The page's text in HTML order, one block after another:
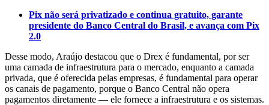
Pix não será privatizado e continua gratuito, garante
presidente do Banco Central do Brasil, e avança com Pix
2.0
Desse modo, Araújo destacou que o Drex é fundamental, por ser
uma camada de infraestrutura para o mercado, enquanto a camada
privada, que é oferecida pelas empresas, é fundamental para operar
os canais de pagamento, porque o Banco Central não opera
pagamentos diretamente — ele fornece a infraestrutura e os sistemas.